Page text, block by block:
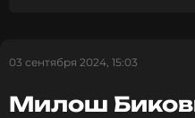
03 сентября 2024, 15:03
Милош